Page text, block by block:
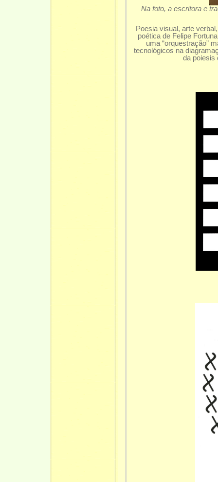
Na foto, a escritora e
Poesia visual, arte
poética de Felipe
uma “orquestração”
tecnológicos na
da poiesis